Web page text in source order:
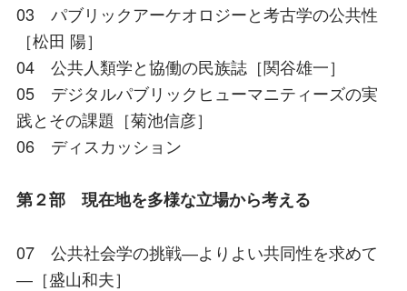
03 パブリックアーケオロジーと考古学の公共性
［松田 陽］
04 公共人類学と協働の民族誌［関谷雄一］
05 デジタルパブリックヒューマニティーズの実
践とその課題［菊池信彦］
06 ディスカッション
第２部 現在地を多様な立場から考える
07 公共社会学の挑戦―よりよい共同性を求めて
―［盛山和夫］